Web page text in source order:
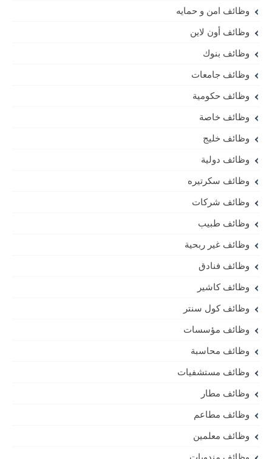
وظائف امن و حمايه
وظائف أون لاين
وظائف بنوك
وظائف جامعات
وظائف حكومية
وظائف خاصة
وظائف خليج
وظائف دولية
وظائف سكرتيره
وظائف شركات
وظائف طبيب
وظائف غير ربحية
وظائف فنادق
وظائف كاشير
وظائف كول سنتر
وظائف مؤسسات
وظائف محاسبة
وظائف مستشفيات
وظائف مطار
وظائف مطاعم
وظائف معلمين